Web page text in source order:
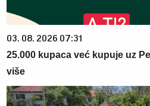
03. 08. 2026 07:31
25.000 kupaca već kupuje uz
više